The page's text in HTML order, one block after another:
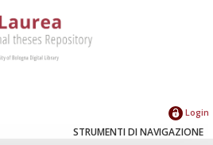
Login
STRUMENTI DI NAVIGAZIONE